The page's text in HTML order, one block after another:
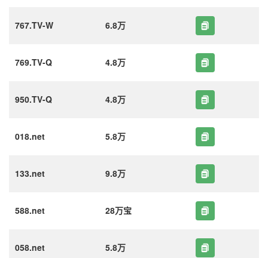
767.TV-W 6.8万
769.TV-Q 4.8万
950.TV-Q 4.8万
018.net 5.8万
133.net 9.8万
588.net 28万宝
058.net 5.8万